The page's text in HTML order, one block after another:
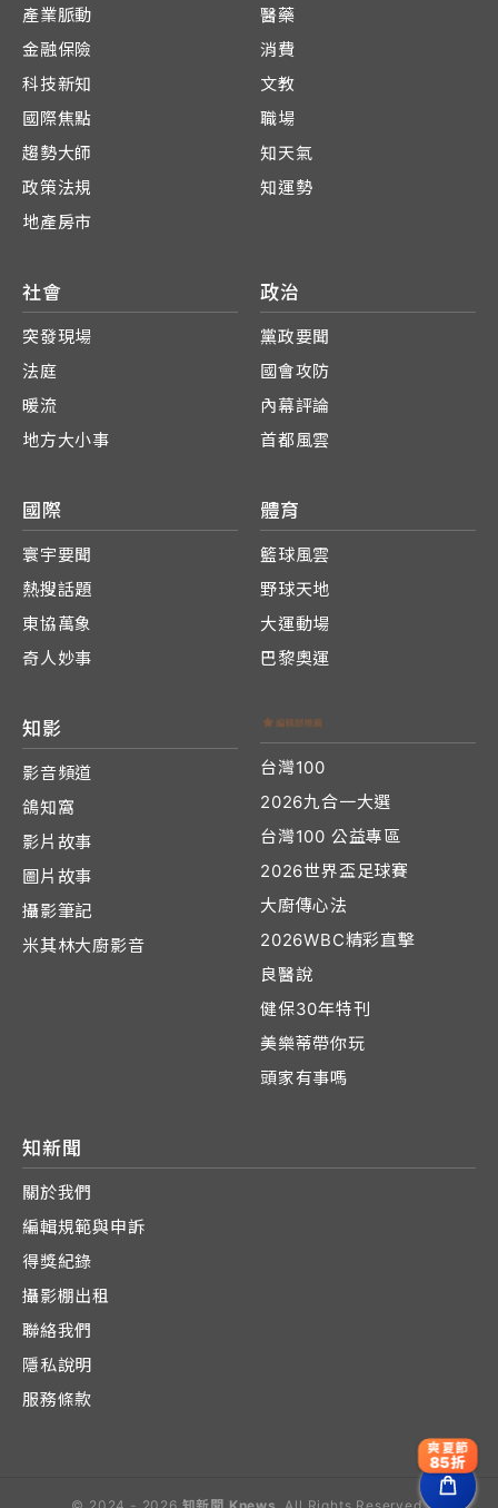
產業脈動
金融保險
科技新知
國際焦點
趨勢大師
政策法規
地產房市
醫藥
消費
文教
職場
知天氣
知運勢
社會
突發現場
法庭
暖流
地方大小事
政治
黨政要聞
國會攻防
內幕評論
首都風雲
國際
寰宇要聞
熱搜話題
東協萬象
奇人妙事
體育
籃球風雲
野球天地
大運動場
巴黎奧運
知影
影音頻道
鴿知窩
影片故事
圖片故事
攝影筆記
米其林大廚影音
台灣100
2026九合一大選
台灣100 公益專區
2026世界盃足球賽
大廚傳心法
2026WBC精彩直擊
良醫說
健保30年特刊
美樂蒂帶你玩
頭家有事嗎
知新聞
關於我們
編輯規範與申訴
得獎紀錄
攝影棚出租
聯絡我們
隱私說明
服務條款
爽夏節
85折